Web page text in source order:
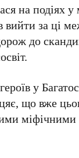
на подіях
вийти за ці
до
.
у
що вже